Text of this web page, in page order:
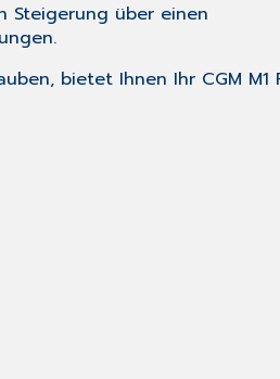
Steigerung über einen
bietet Ihnen Ihr CGM M1